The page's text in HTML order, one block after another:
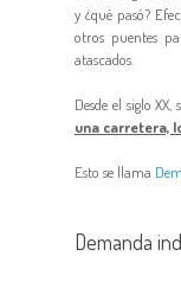
y ¿qué pasó?
otros puentes
atascados.
Desde el siglo
una carretera,
Esto se llama
Demanda